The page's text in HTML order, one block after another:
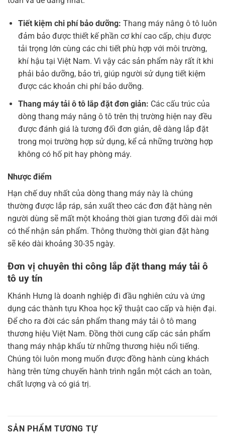
Tiết kiệm chi phí bảo dưỡng: Thang máy nâng ô tô luôn
đảm bảo được thiết kế phần cơ khí cao cấp, chịu được
tải trọng lớn cùng các chi tiết phù hợp với môi trường,
khí hậu tại Việt Nam. Vì vậy các sản phẩm này rất ít khi
phải bảo dưỡng, bảo trì, giúp người sử dụng tiết kiệm
được các khoản chi phí bảo dưỡng.
Thang máy tải ô tô lắp đặt đơn giản: Các cấu trúc của
dòng thang máy nâng ô tô trên thị trường hiện nay đều
được đánh giá là tương đối đơn giản, dễ dàng lắp đặt
trong mọi trường hợp sử dụng, kể cả những trường hợp
không có hố pit hay phòng máy.
Nhược điểm
Hạn chế duy nhất của dòng thang máy này là chúng
thường được lắp ráp, sản xuất theo các đơn đặt hàng nên
người dùng sẽ mất một khoảng thời gian tương đối dài mới
có thể nhận sản phẩm. Thông thường thời gian đặt hàng
sẽ kéo dài khoảng 30-35 ngày.
Đơn vị chuyên thi công lắp đặt thang máy tải ô
tô uy tín
Khánh Hưng là doanh nghiệp đi đầu nghiên cứu và ứng
dụng các thành tựu Khoa học kỹ thuật cao cấp và hiện đại.
Để cho ra đời các sản phẩm thang máy tải ô tô mang
thương hiệu Việt Nam. Đồng thời cung cấp các sản phẩm
thang máy nhập khẩu từ những thương hiệu nổi tiếng.
Chúng tôi luôn mong muốn được đồng hành cùng khách
hàng trên từng chuyến hành trình ngắn một cách an toàn,
chất lượng và có giá trị.
SẢN PHẨM TƯƠNG TỰ